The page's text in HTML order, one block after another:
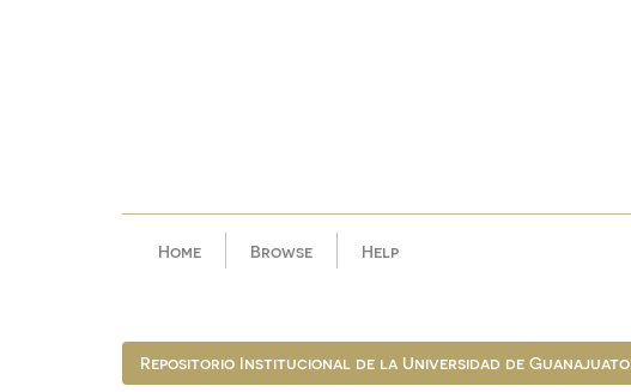
Home Browse Help
Repositorio Institucional de la Universidad de Guanajuato